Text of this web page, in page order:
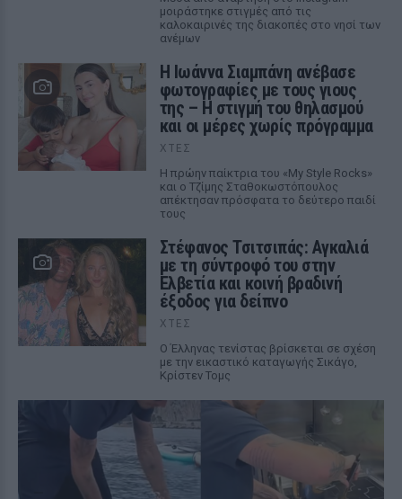
μοιράστηκε στιγμές από τις
καλοκαιρινές της διακοπές στο νησί των
ανέμων
H Ιωάννα Σιαμπάνη ανέβασε
φωτογραφίες με τους γιους
της – Η στιγμή του θηλασμού
και οι μέρες χωρίς πρόγραμμα
ΧΤΕΣ
Η πρώην παίκτρια του «My Style Rocks»
και ο Τζίμης Σταθοκωστόπουλος
απέκτησαν πρόσφατα το δεύτερο παιδί
τους
Στέφανος Τσιτσιπάς: Αγκαλιά
με τη σύντροφό του στην
Ελβετία και κοινή βραδινή
έξοδος για δείπνο
ΧΤΕΣ
Ο Έλληνας τενίστας βρίσκεται σε σχέση
με την εικαστικό καταγωγής Σικάγο,
Κρίστεν Τομς